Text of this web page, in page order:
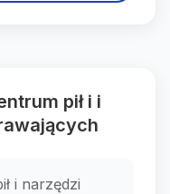
pił i i
i narzędzi